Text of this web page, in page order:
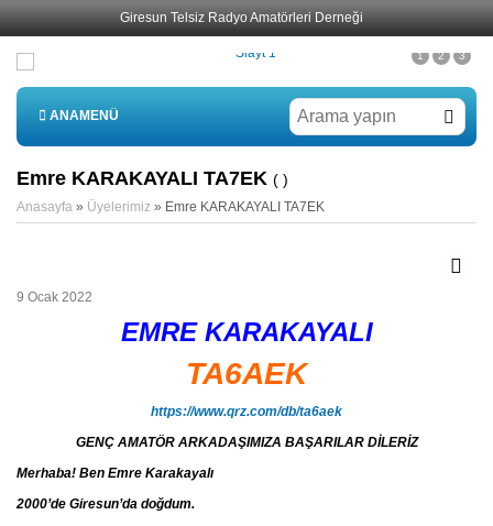
Giresun Telsiz Radyo Amatörleri Derneği
1 2 3
ANAMENÜ
Emre KARAKAYALI TA7EK ( )
Anasayfa » Üyelerimiz » Emre KARAKAYALI TA7EK
9 Ocak 2022
EMRE KARAKAYALI
TA6AEK
https://www.qrz.com/db/ta6aek
GENÇ AMATÖR ARKADAŞIMIZA BAŞARILAR DİLERİZ
Merhaba! Ben Emre Karakayalı
2000’de Giresun’da doğdum.